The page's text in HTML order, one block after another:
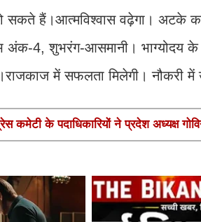
हैं।आत्मविश्वास वढ़ेगा। अटके
अंक-4, शुभरंग-आसमानी। भाग्योदय
में सफलता मिलेगी।
कमेटी के पदाधिकारियों ने प्रदेश अध्यक्ष